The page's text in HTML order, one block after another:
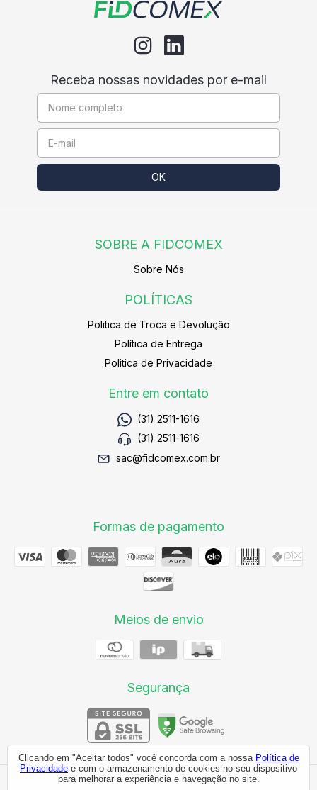
Receba nossas novidades por e-mail
SOBRE A FIDCOMEX
Sobre Nós
POLÍTICAS
Politica de Troca e Devolução
Política de Entrega
Politica de Privacidade
Entre em contato
(31) 2511-1616
(31) 2511-1616
sac@fidcomex.com.br
Formas de pagamento
Meios de envio
Segurança
Clicando em "Aceitar todos" você concorda com a nossa Política de
Privacidade e com o armazenamento de cookies no seu dispositivo
para melhorar a experiência e navegação no site.